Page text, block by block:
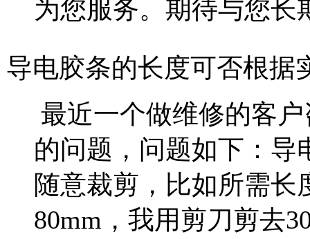
为您服务。期待与您长
导电胶条的长度可否根据
最近一个做维修的客
的问题，问题如下：导
随意裁剪，比如所需长
80mm，我用剪刀剪去